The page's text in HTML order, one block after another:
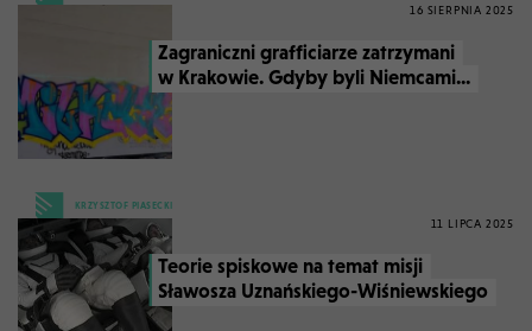
16 SIERPNIA 2025
Zagraniczni grafficiarze zatrzymani
w Krakowie. Gdyby byli Niemcami...
KRZYSZTOF PIASECKI
11 LIPCA 2025
Teorie spiskowe na temat misji
Sławosza Uznańskiego-Wiśniewskiego